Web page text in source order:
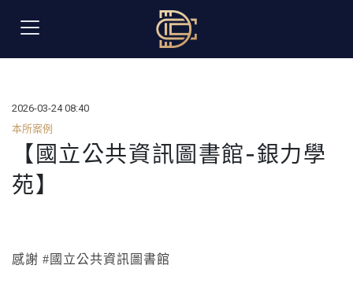
2026-03-24 08:40
本所案例
【國立公共資訊圖書館-銀力學
苑】
感謝 #國立公共資訊圖書館